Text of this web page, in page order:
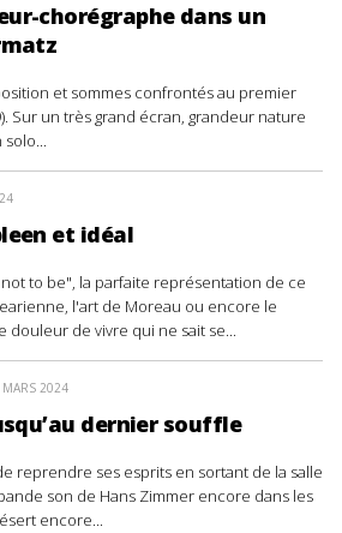
chorégraphe dans un
et sommes confrontés au premier
Sur un très grand écran, grandeur nature
solo...
et idéal
to be", la parfaite représentation de ce
l'art de Moreau ou encore le
douleur de vivre qui ne sait se...
2024
dernier souffle
reprendre ses esprits en sortant de la salle
son de Hans Zimmer encore dans les
encore...